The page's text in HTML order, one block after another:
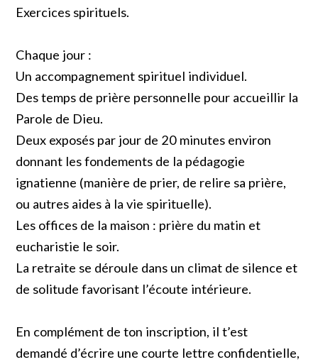
Exercices spirituels.
Chaque jour :
Un accompagnement spirituel individuel.
Des temps de prière personnelle pour accueillir la
Parole de Dieu.
Deux exposés par jour de 20 minutes environ
donnant les fondements de la pédagogie
ignatienne (manière de prier, de relire sa prière,
ou autres aides à la vie spirituelle).
Les offices de la maison : prière du matin et
eucharistie le soir.
La retraite se déroule dans un climat de silence et
de solitude favorisant l’écoute intérieure.
En complément de ton inscription, il t’est
demandé d’écrire une courte lettre confidentielle,